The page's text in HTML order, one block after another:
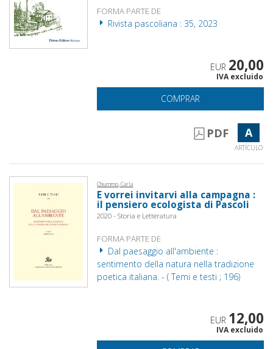
FORMA PARTE DE
Rivista pascoliana : 35, 2023
EUR 20,00
IVA excluido
COMPRAR
PDF A
ARTÍCULO
Chiummo, Carla
E vorrei invitarvi alla campagna :
il pensiero ecologista di Pascoli
2020 - Storia e Letteratura
FORMA PARTE DE
Dal paesaggio all'ambiente :
sentimento della natura nella tradizione
poetica italiana. - ( Temi e testi ; 196)
EUR 12,00
IVA excluido